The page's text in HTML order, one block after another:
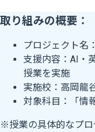
取り組みの概要：
プロジェクト名
支援内容：AI・
授業を実施
実施校：高岡龍
対象科目：「情
※授業の具体的なプ